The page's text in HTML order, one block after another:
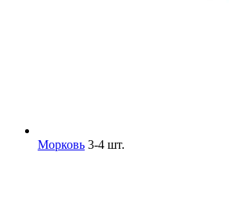
Морковь 3-4 шт.